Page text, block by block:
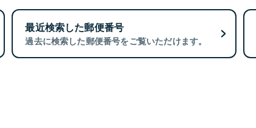
最近検索した郵便番号
過去に検索した郵便番号をご覧いただけます。